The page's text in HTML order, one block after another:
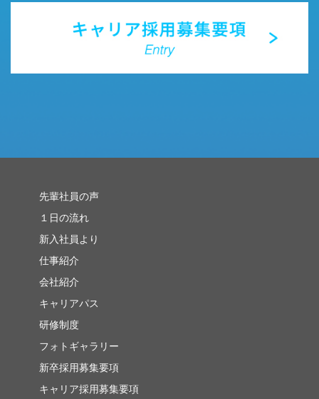
先輩社員の声
１日の流れ
新入社員より
仕事紹介
会社紹介
キャリアパス
研修制度
フォトギャラリー
新卒採用募集要項
キャリア採用募集要項